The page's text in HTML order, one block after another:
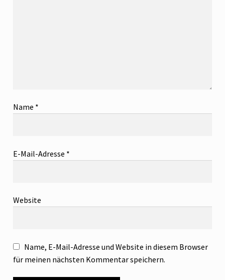
Name *
E-Mail-Adresse *
Website
Name, E-Mail-Adresse und Website in diesem Browser
für meinen nächsten Kommentar speichern.